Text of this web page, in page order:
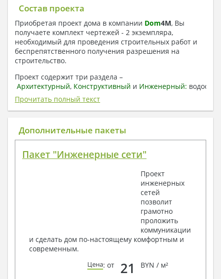
Состав проекта
Приобретая проект дома в компании Dom4M, Вы
получаете комплект чертежей - 2 экземпляра,
необходимый для проведения строительных работ и
беспрепятственного получения разрешения на
строительство.
Проект содержит три раздела –
Архитектурный, Конструктивный и Инженерный:
отопление, вентиляция, канализация,
электроснабжение (приобретается за дополнительную
плату) + Пояснительная записка.
1. Архитектурный раздел:
План координационных осей
Поэтажные маркировочные планы с
Разрезы и состав конструкций
Фасады с ведомостью внешних отделок
Элементы проемов – спецификация
Ведомость перемычек – сечения и
спецификация
Экспликация полов
Архитектурные узлы в конструкциях
Прочитать полный текст
Дополнительные пакеты
Пакет "Инженерные сети"
Проект
инженерных
сетей
позволит
грамотно
проложить
коммуникации
и сделать дом по-настоящему комфортным и
современным.
Цена: от 21 BYN / м²